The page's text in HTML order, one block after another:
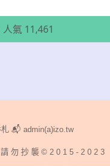
人氣 11,461
札 📬 admin(a)izo.tw
勿 抄 襲 © 2 0 1 5 - 2 0 2 3